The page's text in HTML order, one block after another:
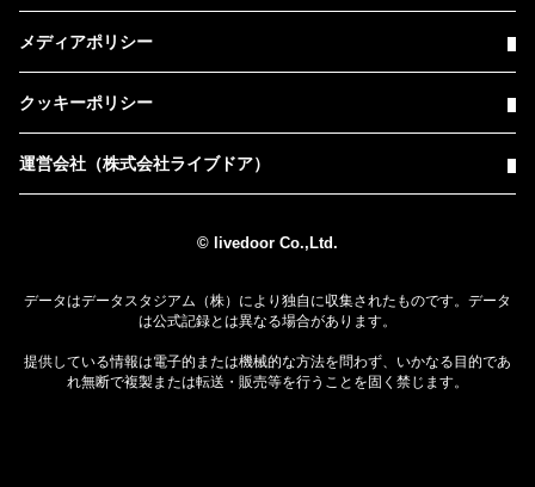
メディアポリシー
クッキーポリシー
運営会社（株式会社ライブドア）
© livedoor Co.,Ltd.
データはデータスタジアム（株）により独自に収集されたものです。データ
は公式記録とは異なる場合があります。
提供している情報は電子的または機械的な方法を問わず、いかなる目的であ
れ無断で複製または転送・販売等を行うことを固く禁じます。